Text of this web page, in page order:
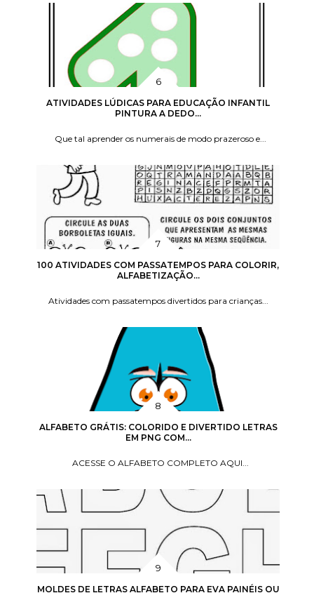
ATIVIDADES LÚDICAS PARA EDUCAÇÃO INFANTIL
PINTURA A DEDO...
Que tal aprender os numerais de modo prazeroso e...
100 ATIVIDADES COM PASSATEMPOS PARA COLORIR,
ALFABETIZAÇÃO...
Atividades com passatempos divertidos para crianças...
ALFABETO GRÁTIS: COLORIDO E DIVERTIDO LETRAS
EM PNG COM...
ACESSE O ALFABETO COMPLETO AQUI...
MOLDES DE LETRAS ALFABETO PARA EVA PAINÉIS OU